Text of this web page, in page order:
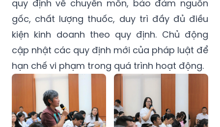
quy định về chuyên môn, bảo đảm nguồn
gốc, chất lượng thuốc, duy trì đầy đủ điều
kiện kinh doanh theo quy định. Chủ động
cập nhật các quy định mới của pháp luật để
hạn chế vi phạm trong quá trình hoạt động.